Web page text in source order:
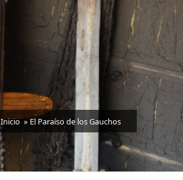
Inicio» El Paraíso de los Gauchos